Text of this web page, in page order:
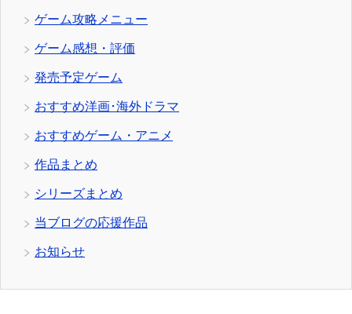
ゲーム攻略メニュー
ゲーム感想・評価
発売予定ゲーム
おすすめ洋画･海外ドラマ
おすすめゲーム・アニメ
作品まとめ
シリーズまとめ
当ブログの応援作品
お知らせ